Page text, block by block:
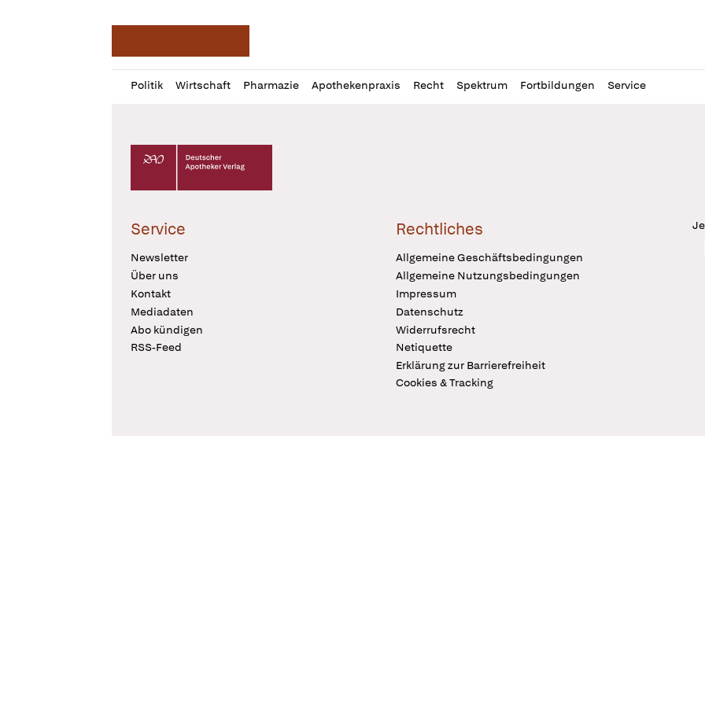
Politik Wirtschaft Pharmazie Apothekenpraxis Recht Spektrum Fortbildungen Service
Profil
öffnen
Daz
Pur
Deutscher Apotheker Verlag Logo
Service
Newsletter
Über uns
Kontakt
Mediadaten
Abo kündigen
RSS-Feed
Rechtliches
Allgemeine Geschäftsbedingungen
Allgemeine Nutzungsbedingungen
Impressum
Datenschutz
Widerrufsrecht
Netiquette
Erklärung zur Barrierefreiheit
Cookies & Tracking